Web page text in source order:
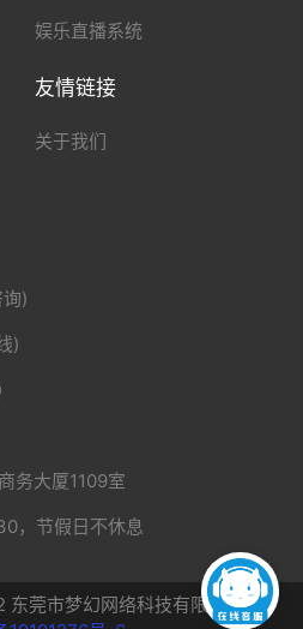
娱乐直播系统
友情链接
关于我们
)
)
务大厦1109室
，节假日不休息
莞市梦幻网络科技有限公司